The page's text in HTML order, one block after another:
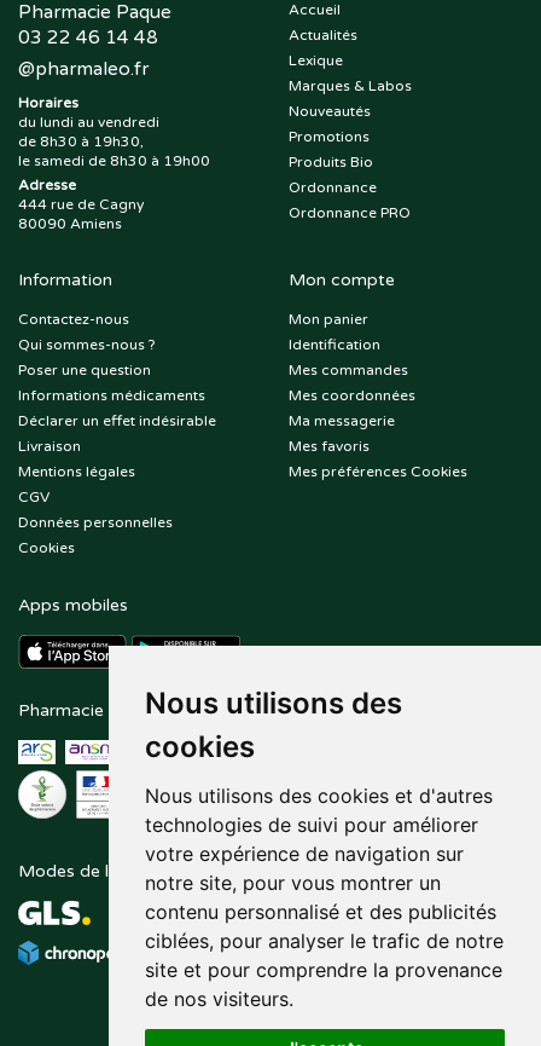
Nous utilisons des
cookies
Nous utilisons des cookies et d'autres
technologies de suivi pour améliorer
votre expérience de navigation sur
notre site, pour vous montrer un
contenu personnalisé et des publicités
ciblées, pour analyser le trafic de notre
site et pour comprendre la provenance
de nos visiteurs.
Pharmacie Paque
03 22 46 14 48
@pharmaleo.fr
Horaires
du lundi au vendredi
de 8h30 à 19h30,
le samedi de 8h30 à 19h00
Adresse
444 rue de Cagny
80090 Amiens
Accueil
Actualités
Lexique
Marques & Labos
Nouveautés
Promotions
Produits Bio
Ordonnance
Ordonnance PRO
Information
Contactez-nous
Qui sommes-nous ?
Poser une question
Informations médicaments
Déclarer un effet indésirable
Livraison
Mentions légales
CGV
Données personnelles
Cookies
Mon compte
Mon panier
Identification
Mes commandes
Mes coordonnées
Ma messagerie
Mes favoris
Mes préférences Cookies
Apps mobiles
Pharmacie en ligne agréée Paiement sécurisé
Modes de livraison Suivez-nous sur